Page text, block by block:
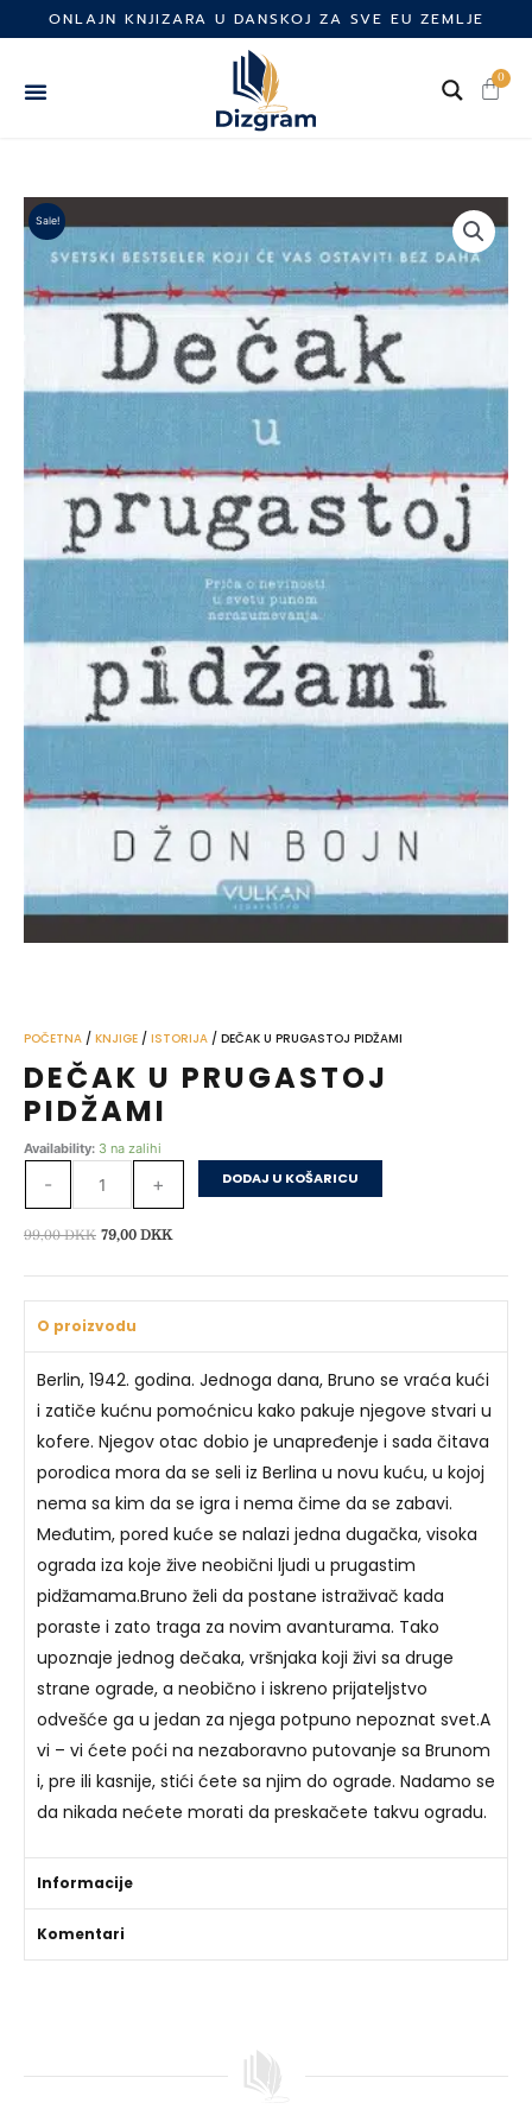
to
ONLAJN KNJIZARA U DANSKOJ ZA SVE EU ZEMLJE
0
Cart
Sale!
POČETNA / KNJIGE / ISTORIJA / DEČAK U PRUGASTOJ PIDŽAMI
DEČAK U PRUGASTOJ
PIDŽAMI
Availability: 3 na zalihi
-
DEČAK
količina
+ DODAJ U KOŠARICU
99,00DKK Izvorna
79,00 DKKTrenutna
O proizvodu
Berlin, 1942. godina. Jednoga dana, Bruno se vraća kući
i zatiče kućnu pomoćnicu kako pakuje njegove stvari u
kofere. Njegov otac dobio je unapređenje i sada čitava
porodica mora da se seli iz Berlina u novu kuću, u kojoj
nema sa kim da se igra i nema čime da se zabavi.
Međutim, pored kuće se nalazi jedna dugačka, visoka
ograda iza koje žive neobični ljudi u prugastim
pidžamama.Bruno želi da postane istraživač kada
poraste i zato traga za novim avanturama. Tako
upoznaje jednog dečaka, vršnjaka koji živi sa druge
strane ograde, a neobično i iskreno prijateljstvo
odvešće ga u jedan za njega potpuno nepoznat svet.A
vi – vi ćete poći na nezaboravno putovanje sa Brunom
i, pre ili kasnije, stići ćete sa njim do ograde. Nadamo se
da nikada nećete morati da preskačete takvu ogradu.
Informacije
Komentari